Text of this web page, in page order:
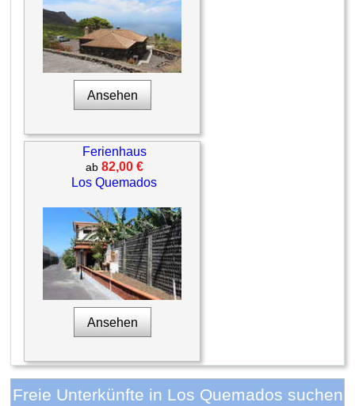
Ansehen
Ferienhaus
ab 82,00 €
Los Quemados
Ansehen
Freie Unterkünfte in Los Quemados suchen